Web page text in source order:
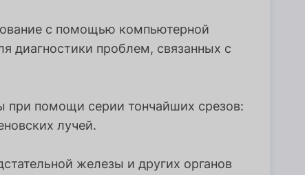
с помощью компьютерной
диагностики проблем, связанных с
при помощи серии тончайших срезов:
лучей.
железы и других органов